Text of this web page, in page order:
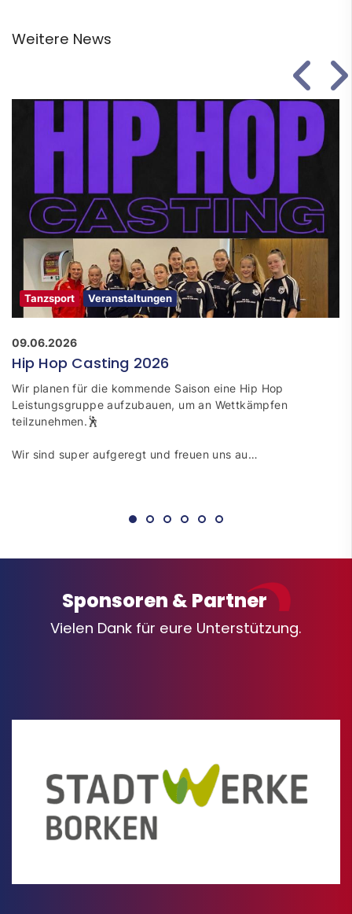
Weitere News
Tanzsport Veranstaltungen
09.06.2026
Hip Hop Casting 2026
Wir planen für die kommende Saison eine Hip Hop
Leistungsgruppe aufzubauen, um an Wettkämpfen
teilzunehmen.🕺
Wir sind super aufgeregt und freuen uns au…
Sponsoren & Partner
Vielen Dank für eure Unterstützung.